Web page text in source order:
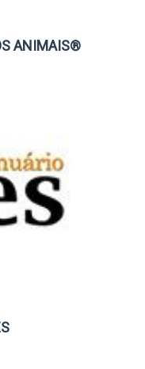
ANIMAIS®